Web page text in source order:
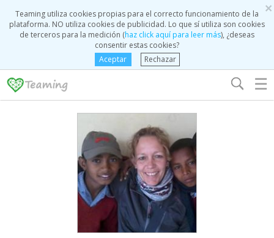
×
Teaming utiliza cookies propias para el correcto funcionamiento de la
plataforma. NO utiliza cookies de publicidad. Lo que sí utiliza son cookies
de terceros para la medición (haz click aquí para leer más), ¿deseas
consentir estas cookies?
Aceptar
Rechazar
☰